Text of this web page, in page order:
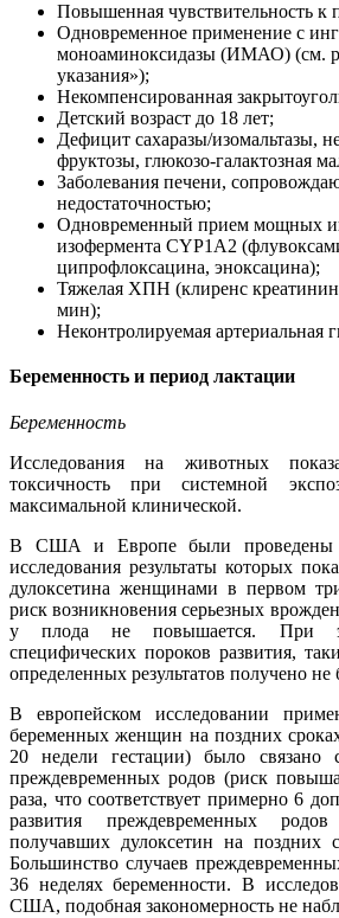
Повышенная чувствительность к
Одновременное применение с
моноаминоксидазы (ИМАО) (см.
указания»);
Некомпенсированная
Детский возраст до 18 лет;
Дефицит сахаразы/изомальтазы,
фруктозы, глюкозо-галактозная
Заболевания печени,
недостаточностью;
Одновременный прием мощных
изофермента CYP1A2
ципрофлоксацина, эноксацина);
Тяжелая ХПН (клиренс
мин);
Неконтролируемая артериальная
Беременность и период лактации
Беременность
Исследования на животных
токсичность при системной
максимальной клинической.
В США и Европе были проведены
исследования результаты которых
дулоксетина женщинами в первом
риск возникновения серьезных
у плода не повышается. При
специфических пороков развития,
определенных результатов получено не
В европейском исследовании
беременных женщин на поздних
20 недели гестации) было связано
преждевременных родов (риск
раза, что соответствует примерно 6
развития преждевременных
получавших дулоксетин на поздних
Большинство случаев
36 неделях беременности. В
США, подобная закономерность не